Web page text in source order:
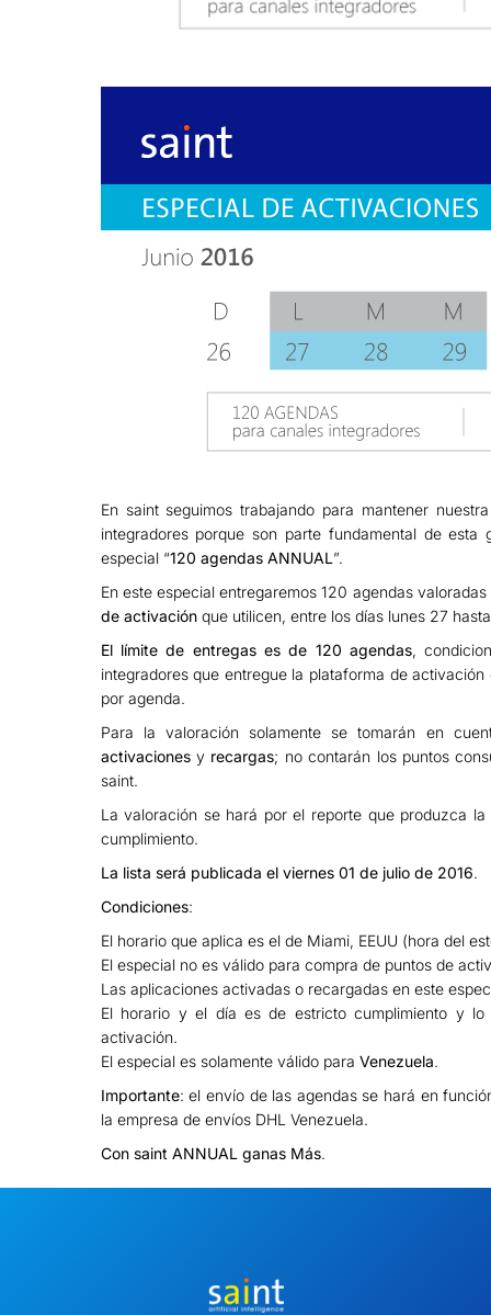
En saint seguimos trabajando para mantener
integradores porque son parte fundamental de
especial “120 agendas ANNUAL”.
En este especial entregaremos 120 agendas
de activaciónque utilicen, entre los días lunes 27
El límite de entregas es de 120 agendas,
integradores que entregue la plataforma de
por agenda.
Para la valoración solamente se tomarán en
activacionesy recargas; no contarán los puntos
saint.
La valoración se hará por el reporte que produzca
cumplimiento.
La lista será publicada el viernes 01 de julio de 2016.
Condiciones:
El horario que aplica es el de Miami, EEUU (hora del
El especial no es válido para compra de puntos de
Las aplicaciones activadas o recargadas en este
El horario y el día es de estricto cumplimiento y
activación.
El especial es solamente válido para Venezuela.
Importante: el envío de las agendas se hará en
la empresa de envíos DHL Venezuela.
Con saint ANNUAL ganas Más.